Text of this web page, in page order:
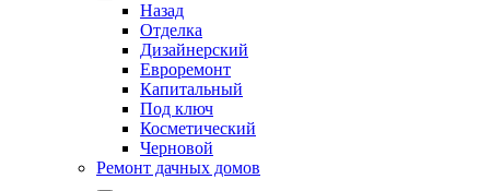
Назад
Отделка
Дизайнерский
Евроремонт
Капитальный
Под ключ
Косметический
Черновой
Ремонт дачных домов